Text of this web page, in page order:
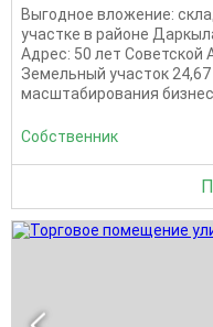
Выгодное вложение:
участке в районе
Адрес: 50 лет Советской
Земельный участок
масштабирования
Собственник